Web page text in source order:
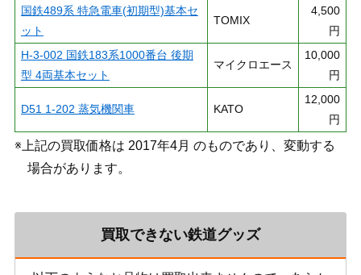
国鉄489系 特急電車(初期型)基本セ
ット
TOMIX
4,500
円
H-3-002 国鉄183系1000番台 後期
型 4両基本セット
マイクロエース
10,000
円
D51 1-202 蒸気機関車 KATO
12,000
円
※上記の買取価格は 2017年4月 のものであり、変動する
場合があります。
買取できない鉄道グッズ